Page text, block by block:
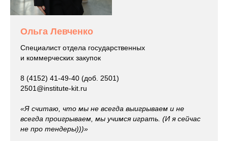
Ольга Левченко
Специалист отдела государственных
и коммерческих закупок
8 (4152) 41-49-40 (доб. 2501)
2501@institute-kit.ru
«Я считаю, что мы не всегда выигрываем и не
всегда проигрываем, мы учимся играть. (И я сейчас
не про тендеры)))»